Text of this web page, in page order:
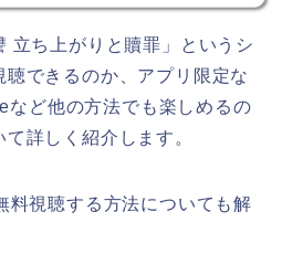
立ち上がりと贖罪」
というシ
聴できるのか、アプリ限定な
など他の方法でも楽しめるの
詳しく紹介します。
料視聴する方法についても解